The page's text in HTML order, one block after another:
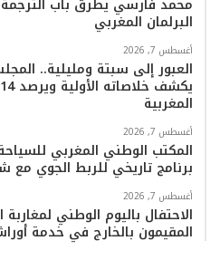
البرلمان المغربي
أغسطس 7, 2026
العبور إلى سبتة ومليلية..
المغربية
أغسطس 7, 2026
المكتب الوطني المغربي
برنامج تاريخي للربط الجوي مع
أغسطس 7, 2026
الاحتفال باليوم الوطني
المقيمون بالخارج في خدمة أوراش